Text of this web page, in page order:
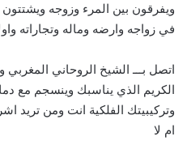
ويفرقون بين المرء وزوجه
في زواجه وارضه وماله وتجاراته
اتصل بـــ الشيخ الروحاني
الكريم الذي يناسبك وينسجم مع
وتركيبيتك الفلكية انت ومن
ام لا